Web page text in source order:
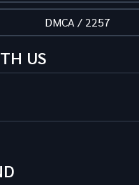
DMCA / 2257
US